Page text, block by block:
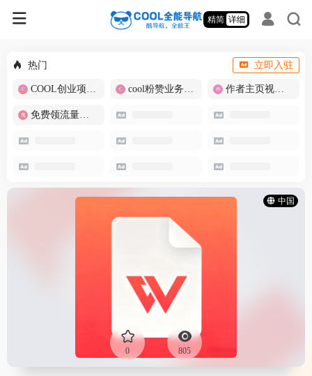
精简 详细
热门 立即入驻
COOL创业项目商城 cool粉赞业务商城【爆粉引流】 作者主页视频批量提取
免费领流量卡-包邮
中国
0 805